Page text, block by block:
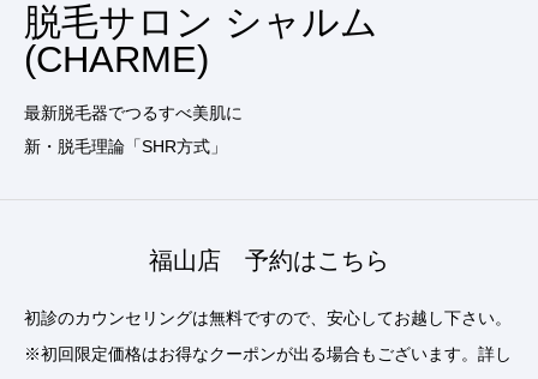
脱毛サロン シャルム
(CHARME)
最新脱毛器でつるすべ美肌に
新・脱毛理論「SHR方式」
福山店 予約はこちら
初診のカウンセリングは無料ですので、安心してお越し下さい。
※初回限定価格はお得なクーポンが出る場合もございます。詳し